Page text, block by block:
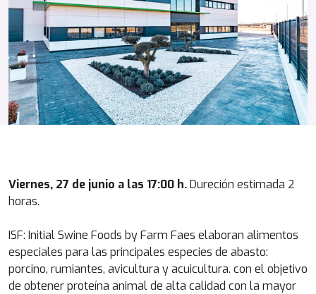
Viernes, 27 de junio a las 17:00 h.Dureción estimada 2
horas.
ISF: Initial Swine Foods by Farm Faes elaboran alimentos
especiales para las principales especies de abasto:
porcino, rumiantes, avicultura y acuicultura. con el objetivo
de obtener proteína animal de alta calidad con la mayor